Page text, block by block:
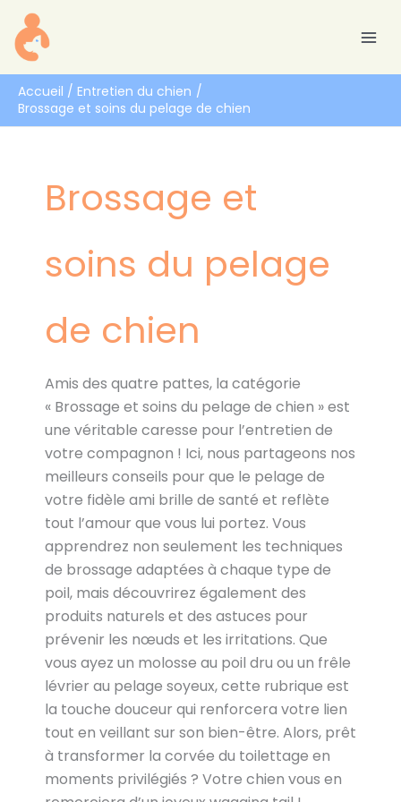
contenu
Accueil
Entretien du chien
Brossage et soins du pelage de chien
Brossage et
soins du pelage
de chien
Amis des quatre pattes, la catégorie
« Brossage et soins du pelage de chien » est
une véritable caresse pour l’entretien de
votre compagnon ! Ici, nous partageons nos
meilleurs conseils pour que le pelage de
votre fidèle ami brille de santé et reflète
tout l’amour que vous lui portez. Vous
apprendrez non seulement les techniques
de brossage adaptées à chaque type de
poil, mais découvrirez également des
produits naturels et des astuces pour
prévenir les nœuds et les irritations. Que
vous ayez un molosse au poil dru ou un frêle
lévrier au pelage soyeux, cette rubrique est
la touche douceur qui renforcera votre lien
tout en veillant sur son bien-être. Alors, prêt
à transformer la corvée du toilettage en
moments privilégiés ? Votre chien vous en
R
e
c
h
e